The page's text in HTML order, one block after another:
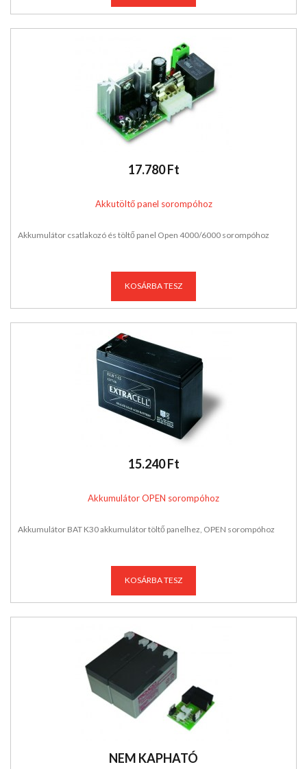
17.780 Ft
Akkutöltő panel sorompóhoz
Akkumulátor csatlakozó és töltő panel Open 4000/6000 sorompóhoz
KOSÁRBA TESZ
15.240 Ft
Akkumulátor OPEN sorompóhoz
Akkumulátor BAT K30 akkumulátor töltő panelhez, OPEN sorompóhoz
KOSÁRBA TESZ
NEM KAPHATÓ